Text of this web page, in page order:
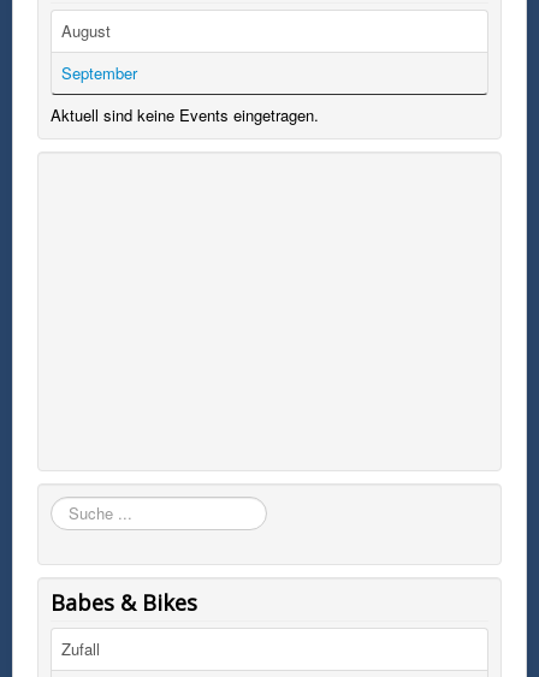
August
September
Aktuell sind keine Events eingetragen.
Suchen
Babes & Bikes
Zufall